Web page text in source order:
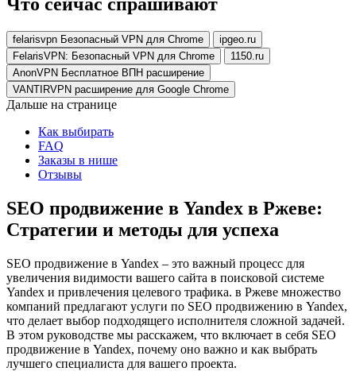
Что сейчас спрашивают
felarisvpn Безопасный VPN для Chrome
ipgeo.ru
FelarisVPN: Безопасный VPN для Chrome
1150.ru
AnonVPN Бесплатное ВПН расширение
VANTIRVPN расширение для Google Chrome
Дальше на странице
Как выбирать
FAQ
Заказы в нише
Отзывы
SEO продвижение в Yandex в Ржеве:
Стратегии и методы для успеха
SEO продвижение в Yandex – это важный процесс для
увеличения видимости вашего сайта в поисковой системе
Yandex и привлечения целевого трафика. в Ржеве множество
компаний предлагают услуги по SEO продвижению в Yandex,
что делает выбор подходящего исполнителя сложной задачей.
В этом руководстве мы расскажем, что включает в себя SEO
продвижение в Yandex, почему оно важно и как выбрать
лучшего специалиста для вашего проекта.